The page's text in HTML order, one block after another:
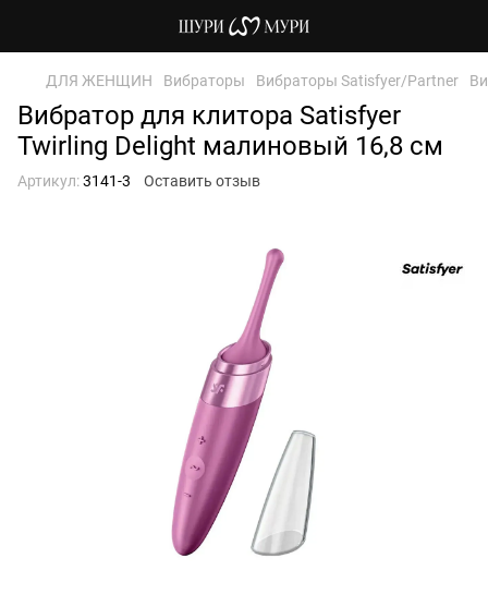
ДЛЯ ЖЕНЩИН Вибраторы Вибраторы Satisfyer/Partner
Вибратор для клитора Satisfyer
Twirling Delight малиновый 16,8 см
Артикул:3141-3 Оставить отзыв